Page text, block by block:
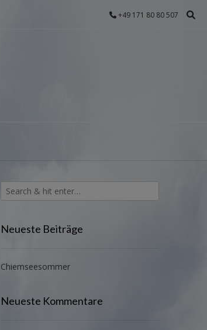
+49 171 80 80 507
Neueste Beiträge
Chiemseesommer
Neueste Kommentare